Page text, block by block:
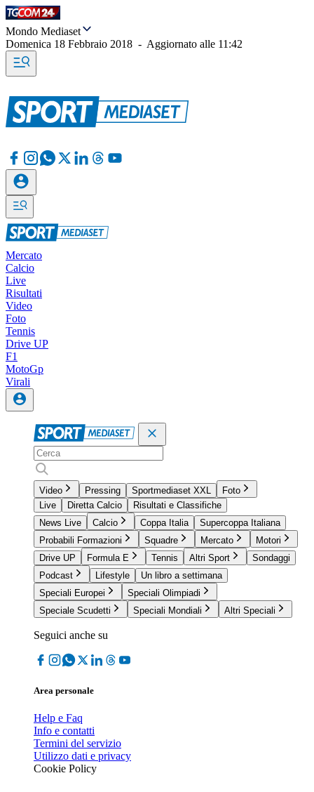
Mondo Mediaset
Domenica 18 Febbraio 2018 - Aggiornato alle 11:42
Mercato
Calcio
Live
Risultati
Video
Foto
Tennis
Drive UP
F1
MotoGp
Virali
Video Pressing Sportmediaset XXL
Foto
Live
Diretta Calcio
Risultati e Classifiche
News Live
Calcio Coppa Italia
Supercoppa Italiana
Probabili Formazioni
Squadre Mercato
Motori
Drive UP
Formula E Tennis Altri Sport
Sondaggi
Podcast
Lifestyle
Un libro a settimana
Speciali Europei
Speciali Olimpiadi
Speciale Scudetti
Speciali Mondiali Altri Speciali
Seguici anche su
Area personale
Help e Faq
Info e contatti
Termini del servizio
Utilizzo dati e privacy
Cookie Policy